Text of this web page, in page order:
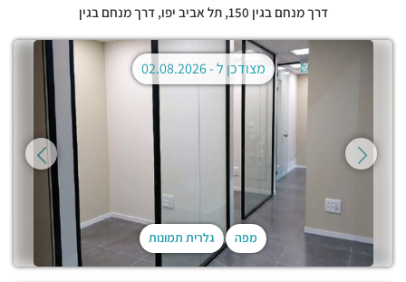
דרך מנחם בגין 150, תל אביב יפו,דרך מנחם בגין
מפה גלרית תמונות
מצודכן ל -02.08.2026